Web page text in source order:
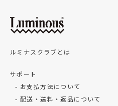
ルミナスクラブとは
サポート
お支払方法について
配送・送料・返品について